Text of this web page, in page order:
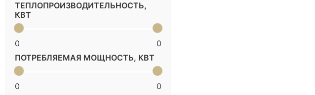
ТЕПЛОПРОИЗВОДИТЕЛЬНОСТЬ,
КВТ
0
0
ПОТРЕБЛЯЕМАЯ МОЩНОСТЬ, КВТ
0
0